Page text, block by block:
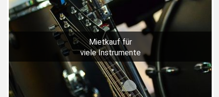
Mietkauf für
viele Instrumente